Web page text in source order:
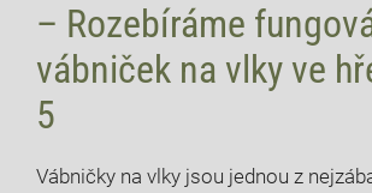
– Rozebíráme
vábniček na vlky ve
5
Vábničky na vlky jsou jednou z